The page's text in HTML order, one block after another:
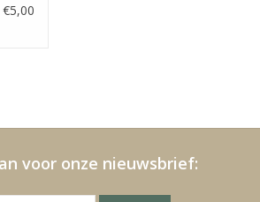
€5,00
voor onze nieuwsbrief: